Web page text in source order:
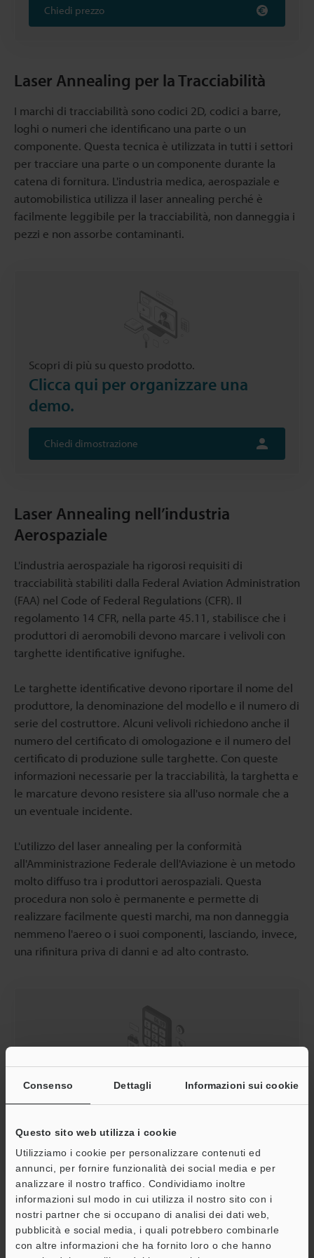
Consenso Dettagli Informazioni sui cookie
Questo sito web utilizza i cookie
Utilizziamo i cookie per personalizzare contenuti ed
annunci, per fornire funzionalità dei social media e per
analizzare il nostro traffico. Condividiamo inoltre
informazioni sul modo in cui utilizza il nostro sito con i
nostri partner che si occupano di analisi dei dati web,
pubblicità e social media, i quali potrebbero combinarle
con altre informazioni che ha fornito loro o che hanno
Chiedi prezzo
Laser Annealing per la Tracciabilità
I marchi di tracciabilità sono codici 2D, codici a barre,
loghi o numeri che identificano una parte o un
componente. Questa tecnica è utilizzata in tutti i settori
per tracciare una parte o un componente durante la
catena di fornitura. L'industria medica, aerospaziale e
automobilistica utilizza il laser annealing perché è
facilmente leggibile per la tracciabilità, non danneggia i
pezzi e non assorbe contaminanti.
Scopri di più su questo prodotto.
Clicca qui per organizzare una
demo.
Chiedi dimostrazione
Laser Annealing nell’industria
Aerospaziale
L'industria aerospaziale ha rigorosi requisiti di
tracciabilità stabiliti dalla Federal Aviation Administration
(FAA) nel Code of Federal Regulations (CFR). Il
regolamento 14 CFR, nella parte 45.11, stabilisce che i
produttori di aeromobili devono marcare i velivoli con
targhette identificative ignifughe.
Le targhette identificative devono riportare il nome del
produttore, la denominazione del modello e il numero di
serie del costruttore. Alcuni velivoli richiedono anche il
numero del certificato di omologazione e il numero del
certificato di produzione sulle targhette. Con queste
informazioni necessarie per la tracciabilità, la targhetta e
le marcature devono resistere sia all'uso normale che a
un eventuale incidente.
L'utilizzo del laser annealing per la conformità
all'Amministrazione Federale dell'Aviazione è un metodo
molto diffuso tra i produttori aerospaziali. Questa
procedura non solo è permanente e permette di
realizzare facilmente questi marchi, ma non danneggia
nemmeno l'aereo o i suoi componenti, lasciando, invece,
una rifinitura priva di danni e ad alto contrasto.
Vorresti conoscere il prezzo?
Clicca qui per scoprirlo.
Chiedi prezzo
Laser Annealing nell’Industria dei
Dispositivi Medici